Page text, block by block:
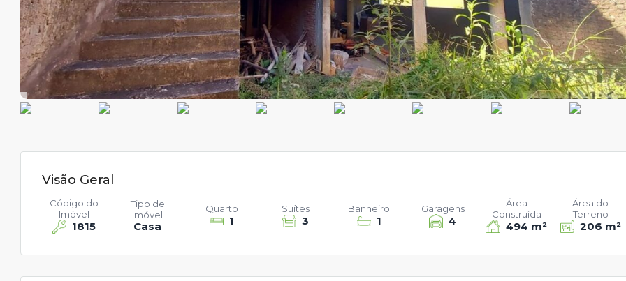
Visão Geral
1815
Código do
Imóvel
Casa
Tipo de
Imóvel
1
Quarto
3
Suítes
1
Banheiro
4
Garagens
494 m²
Área
Construída
206 m²
Área do
Terreno